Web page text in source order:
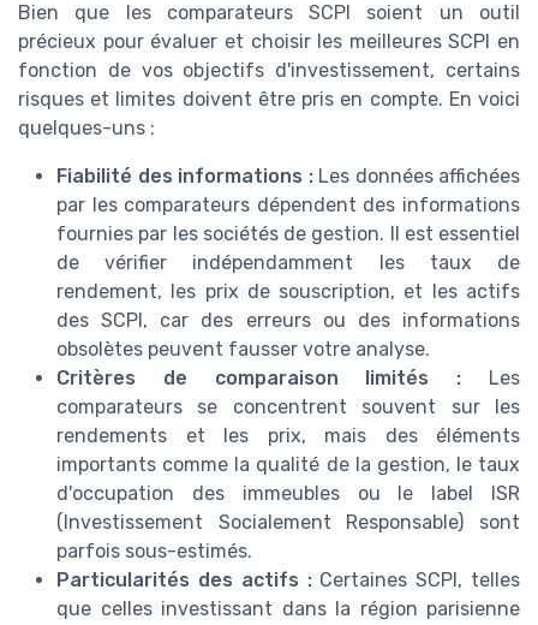
Bien que les comparateurs SCPI soient un outil
précieux pour évaluer et choisir les meilleures SCPI en
fonction de vos objectifs d'investissement, certains
risques et limites doivent être pris en compte. En voici
quelques-uns :
Fiabilité des informations :Les données affichées
par les comparateurs dépendent des informations
fournies par les sociétés de gestion. Il est essentiel
de vérifier indépendamment les taux de
rendement, les prix de souscription, et les actifs
des SCPI, car des erreurs ou des informations
obsolètes peuvent fausser votre analyse.
Critères de comparaison limités : Les
comparateurs se concentrent souvent sur les
rendements et les prix, mais des éléments
importants comme la qualité de la gestion, le taux
d'occupation des immeubles ou le label ISR
(Investissement Socialement Responsable) sont
parfois sous-estimés.
Particularités des actifs :Certaines SCPI, telles
que celles investissant dans la région parisienne